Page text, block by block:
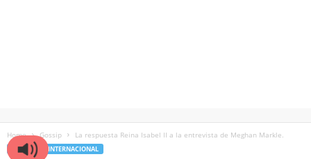
Home Gossip La respuesta Reina Isabel II a la entrevista de Meghan Markle.
GOSSIP INTERNACIONAL